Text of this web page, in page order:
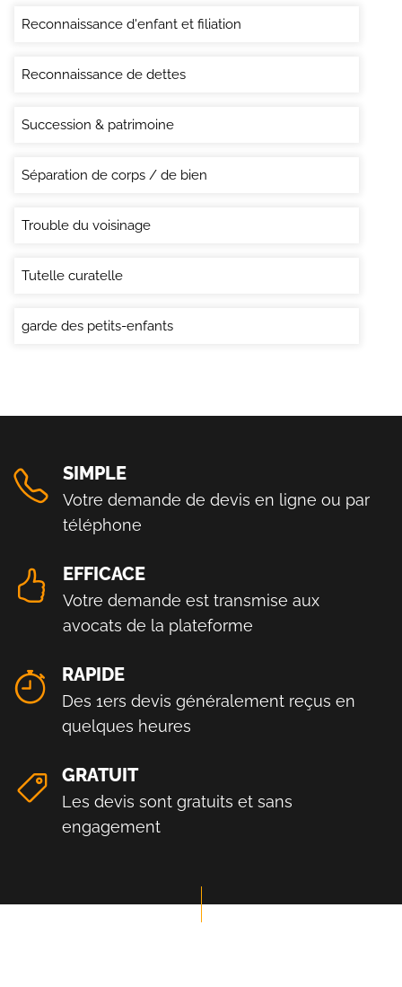
Reconnaissance d'enfant et filiation
Reconnaissance de dettes
Succession & patrimoine
Séparation de corps / de bien
Trouble du voisinage
Tutelle curatelle
garde des petits-enfants
SIMPLE
Votre demande de devis en ligne ou par
téléphone
EFFICACE
Votre demande est transmise aux
avocats de la plateforme
RAPIDE
Des 1ers devis généralement reçus en
quelques heures
GRATUIT
Les devis sont gratuits et sans
engagement